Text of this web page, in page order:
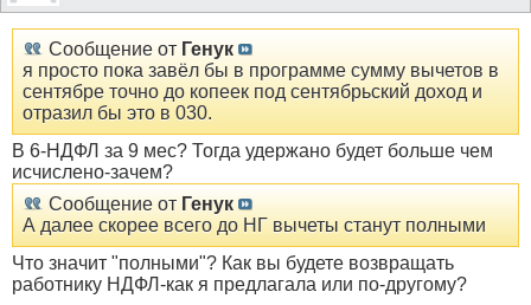
Сообщение от Генук
я просто пока завёл бы в программе сумму вычетов в
сентябре точно до копеек под сентябрьский доход и
отразил бы это в 030.
В 6-НДФЛ за 9 мес? Тогда удержано будет больше чем
исчислено-зачем?
Сообщение от Генук
А далее скорее всего до НГ вычеты станут полными
Что значит "полными"? Как вы будете возвращать
работнику НДФЛ-как я предлагала или по-другому?